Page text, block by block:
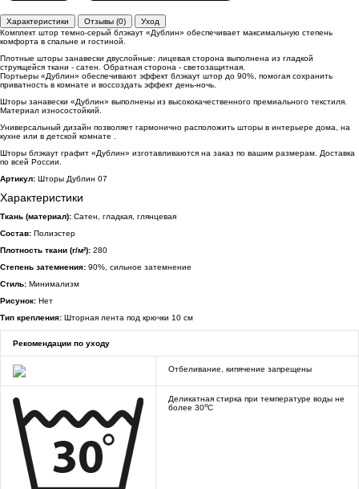
Характеристики Отзывы (0)
Уход
Комплект штор темно-серый блэкаут «Дублин» обеспечивает максимальную степень
комфорта в спальне и гостиной.
Плотные шторы занавески двуслойные: лицевая сторона выполнена из гладкой
струящейся ткани - сатен. Обратная сторона - светозащитная.
Портьеры «Дублин» обеспечивают эффект блэкаут штор до 90%, помогая сохранить
приватность в комнате и воссоздать эффект день-ночь.
Шторы занавески «Дублин» выполнены из высококачественного премиального текстиля.
Материал износостойкий.
Универсальный дизайн позволяет гармонично расположить шторы в интерьере дома, на
кухне или в детской комнате .
Шторы блэкаут графит «Дублин» изготавливаются на заказ по вашим размерам. Доставка
по всей России.
Артикул: Шторы Дублин 07
Характеристики
Ткань (материал): Сатен, гладкая, глянцевая
Состав: Полиэстер
Плотность ткани (г/м²): 280
Степень затемнения: 90%, сильное затемнение
Стиль: Минимализм
Рисунок: Нет
Тип крепления: Шторная лента под крючки 10 см
Рекомендации по уходу
Отбеливание, кипячение запрещены
Деликатная стирка при температуре воды не
более 30oC